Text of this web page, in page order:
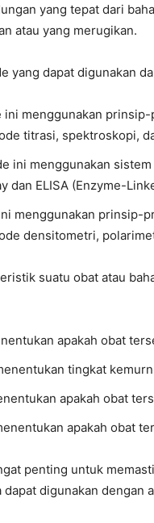
yang tepat dari
atau yang merugikan.
yang dapat digunakan
ini menggunakan
titrasi, spektroskopi,
ini menggunakan
dan ELISA (Enzyme-
menggunakan prinsip-
densitometri,
suatu obat atau
apakah obat
tingkat
apakah obat
apakah obat
penting untuk
digunakan dengan